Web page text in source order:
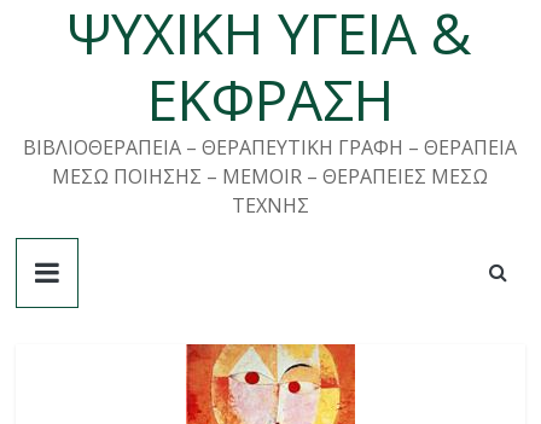
ΜετάβασηΨΥΧΙΚΗ ΥΓΕΙΑ &
ΕΚΦΡΑΣΗ
ΒΙΒΛΙΟΘΕΡΑΠΕΙΑ – ΘΕΡΑΠΕΥΤΙΚΗ ΓΡΑΦΗ – ΘΕΡΑΠΕΙΑ
ΜΕΣΩ ΠΟΙΗΣΗΣ – MEMOIR – ΘΕΡΑΠΕΙΕΣ ΜΕΣΩ
ΤΕΧΝΗΣ